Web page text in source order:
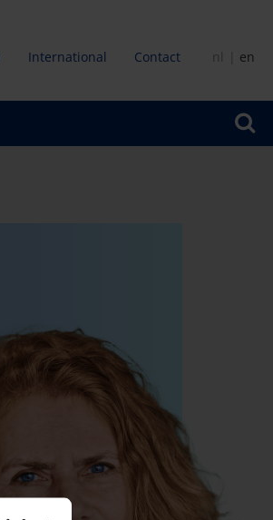
International Contact nl en